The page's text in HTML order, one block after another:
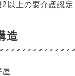
2以上の要介護認
造
屋